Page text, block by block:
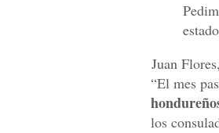
Juan
“El mes
los